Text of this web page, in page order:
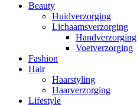
Beauty
Huidverzorging
Lichaamsverzorging
Handverzorging
Voetverzorging
Fashion
Hair
Haarstyling
Haarverzorging
Lifestyle